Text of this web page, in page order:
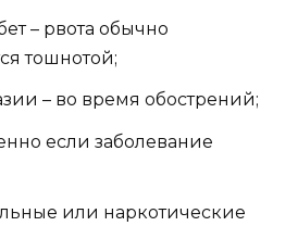
– рвота обычно
тошнотой;
– во время обострений;
если заболевание
или наркотические